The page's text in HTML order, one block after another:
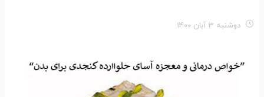
دوشنبه 3 آبان 1400